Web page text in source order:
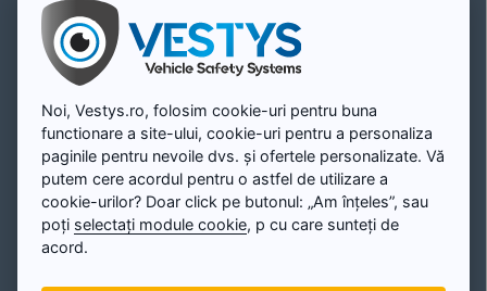
Conectarea camerei laterale
Conectarea camerei pentru monitorizarea încărcăturii
Conectarea camerei pentru monitorizarea unghiului mort
Conectarea camerei frontale de parcare
Conectarea camerei pentru controlul mișcării utilajelor
sau altele după necesitate
Reclamații și retururi
5 sfaturi pentru parcare sau marșarier
Blog
Contul meu
Contul meu
Înregistrare
Autentificare
Harta site-ului
Noi, Vestys.ro, folosim cookie-uri pentru buna
functionare a site-ului, cookie-uri pentru a personaliza
paginile pentru nevoile dvs. și ofertele personalizate. Vă
putem cere acordul pentru o astfel de utilizare a
cookie-urilor? Doar click pe butonul: „Am înțeles”, sau
poți selectați module cookie, p cu care sunteți de
acord.